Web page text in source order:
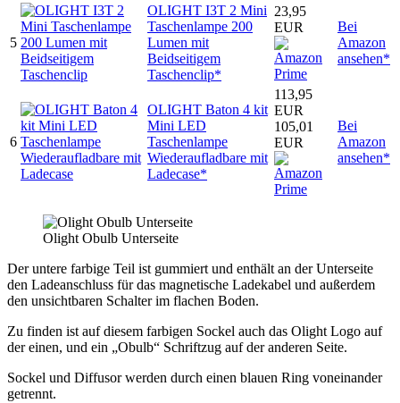
5
OLIGHT I3T 2 Mini
Taschenlampe 200
Lumen mit
Beidseitigem
Taschenclip*
23,95
EUR
Bei
Amazon
ansehen*
6
OLIGHT Baton 4 kit
Mini LED
Taschenlampe
Wiederaufladbare mit
Ladecase*
113,95
EUR
105,01
EUR
Bei
Amazon
ansehen*
Olight Obulb Unterseite
Der untere farbige Teil ist gummiert und enthält an der Unterseite
den Ladeanschluss für das magnetische Ladekabel und außerdem
den unsichtbaren Schalter im flachen Boden.
Zu finden ist auf diesem farbigen Sockel auch das Olight Logo auf
der einen, und ein „Obulb“ Schriftzug auf der anderen Seite.
Sockel und Diffusor werden durch einen blauen Ring voneinander
getrennt.